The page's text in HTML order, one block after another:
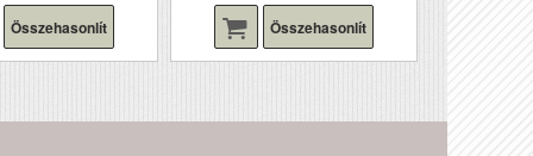
Összehasonlít Összehasonlít